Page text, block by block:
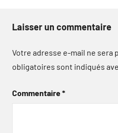
Laisser un commentaire
Votre adresse e-mail ne sera
obligatoires sont indiqués
Commentaire*